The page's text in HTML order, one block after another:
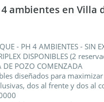
ambientes en Villa
- PH 4 AMBIENTES - SIN
DISPONIBLES (2
POZO COMENZADA
diseñados para
dos al frente y dos al